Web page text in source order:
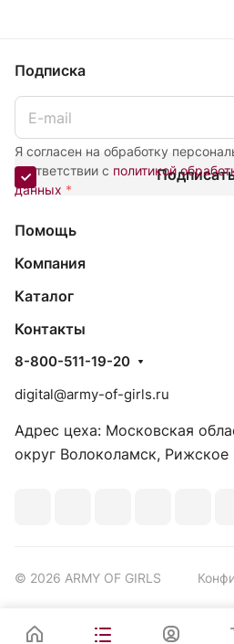
Подписка
Я согласен на обработку
соответствии с политикой
данных *
Помощь
Компания
Каталог
Контакты
8-800-511-19-20
digital@army-of-girls.ru
Адрес цеха: Московская
округ Волоколамск,
© 2026 ARMY OF GIRLS